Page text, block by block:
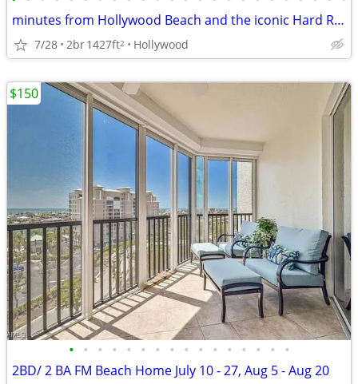
minutes from Hollywood Beach and the iconic Hard Rock Resort
7/28 2br1427ft2 Hollywood
• • • • • • • • • • • • • • • •
2BD/ 2 BA FM Beach Home July 10 - 27, Aug 5 - Aug 20
$150